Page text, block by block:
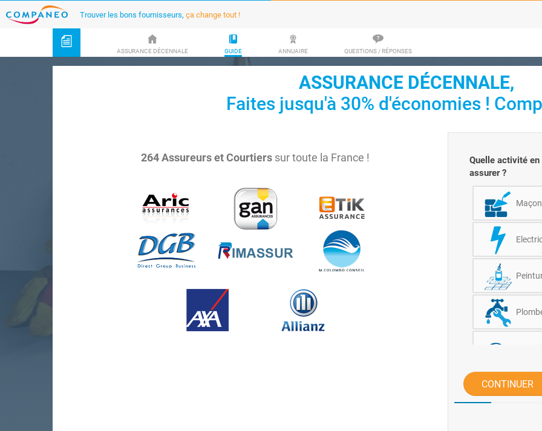
Trouver les bons fournisseurs, ça change tout !
ASSURANCE DÉCENNALE GUIDE ANNUAIRE QUESTIONS / RÉPONSES
ASSURANCE DÉCENNALE,
Faites jusqu'à 30% d'économies !
264 Assureurs et Courtiers sur toute la France !
Quelle activité
assurer ?
CONTINUER